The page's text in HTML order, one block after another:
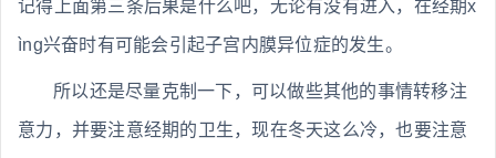
记得上面第三条后果是什么吧，无论有没有进入，在经期x
ìng兴奋时有可能会引起子宫内膜异位症的发生。
所以还是尽量克制一下，可以做些其他的事情转移注
意力，并要注意经期的卫生，现在冬天这么冷，也要注意